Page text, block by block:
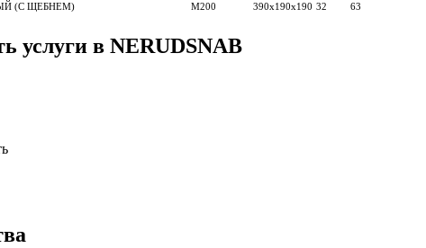
(С ЩЕБНЕМ) М200 390х190х190 32 63
услуги в NERUDSNAB